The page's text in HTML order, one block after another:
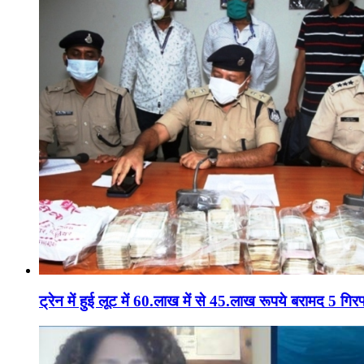
ट्रेन में हुई लूट में 60.लाख में से 45.लाख रूपये बरामद 5